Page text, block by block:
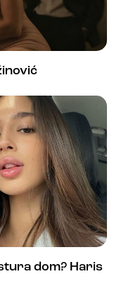
dom? Haris